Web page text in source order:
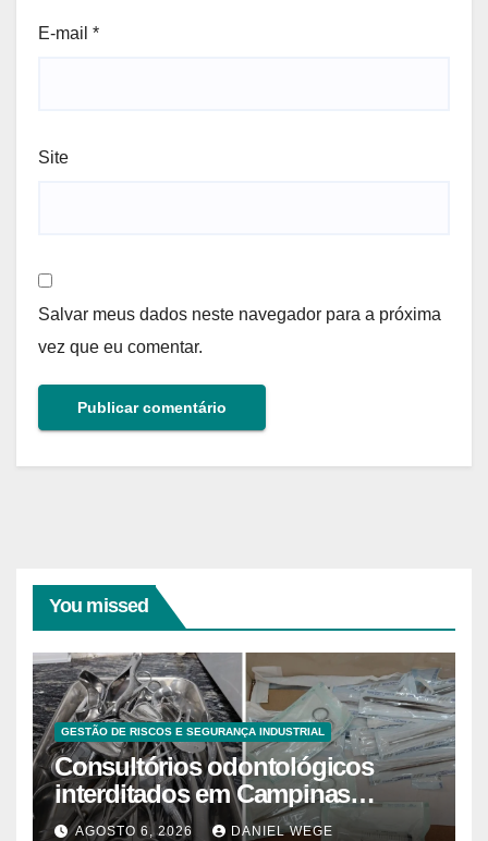
E-mail *
Site
Salvar meus dados neste navegador para a próxima
vez que eu comentar.
You missed
GESTÃO DE RISCOS E SEGURANÇA INDUSTRIAL
Consultórios odontológicos
interditados em Campinas
superam 2025
AGOSTO 6, 2026 DANIEL WEGE